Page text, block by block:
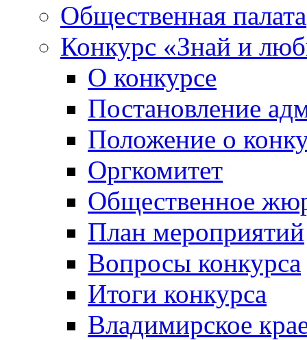
Общественная палата
Конкурс «Знай и
О конкурсе
Постановление
Положение о
Оргкомитет
Общественное
План мероприятий
Вопросы конкурса
Итоги конкурса
Владимирское